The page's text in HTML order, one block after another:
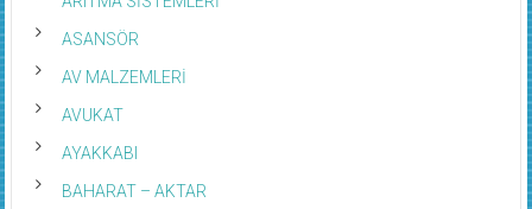
ASANSÖR
AV MALZEMLERİ
AVUKAT
AYAKKABI
BAHARAT – AKTAR